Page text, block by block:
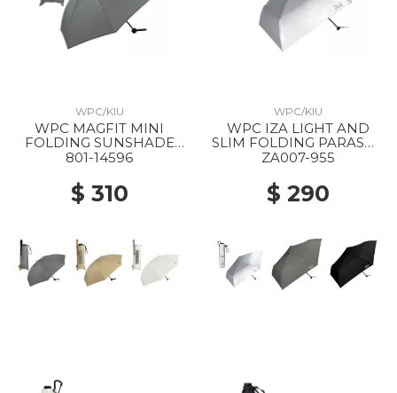
WPC/KIU
WPC MAGFIT MINI
FOLDING SUNSHADE
PARASOL GRAY
801-14596
$ 310
WPC/KIU
WPC IZA LIGHT AND
SLIM FOLDING PARASOL
955 SILVER
ZA007-955
$ 290